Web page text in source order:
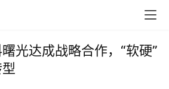
光达成战略合作，“软硬”